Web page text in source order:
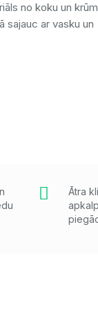
no koku un
sajauc ar vasku un
Ātra